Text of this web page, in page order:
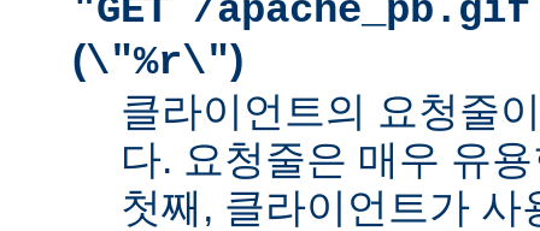
"GET /
(\"%r\")
클라이언트의 요청줄
다. 요청줄은 매우 유
첫째, 클라이언트가